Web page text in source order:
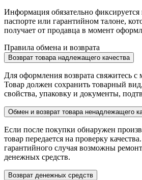
Информация обязательно фиксируется
паспорте или гарантийном талоне,
получает от продавца в момент
Правила обмена и возврата
Возврат товара надлежащего качества
Для оформления возврата свяжитесь с
Товар должен сохранить товарный
свойства, упаковку и документы,
Обмен и возврат товара ненадлежащего
Если после покупки обнаружен
товар передается на проверку
гарантийного случая возможны
денежных средств.
Возврат денежных средств